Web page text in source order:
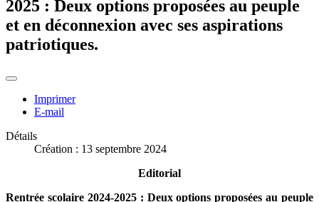
2025 : Deux options proposées au peuple
et en déconnexion avec ses aspirations
patriotiques.
Imprimer
E-mail
Détails
Création : 13 septembre 2024
Editorial
Rentrée scolaire 2024-2025 : Deux options proposées au peuple